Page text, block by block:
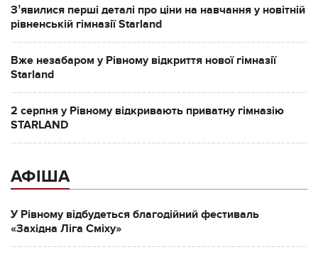
Зʼявилися перші деталі про ціни на навчання у новітній
рівненській гімназії Starland
Вже незабаром у Рівному відкриття нової гімназії
Starland
2 серпня у Рівному відкривають приватну гімназію
STARLAND
АФІША
У Рівному відбудеться благодійний фестиваль
«Західна Ліга Сміху»